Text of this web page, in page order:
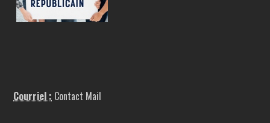
Courriel : Contact Mail